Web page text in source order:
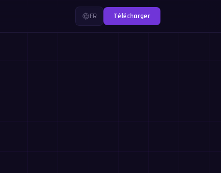
FR Télécharger